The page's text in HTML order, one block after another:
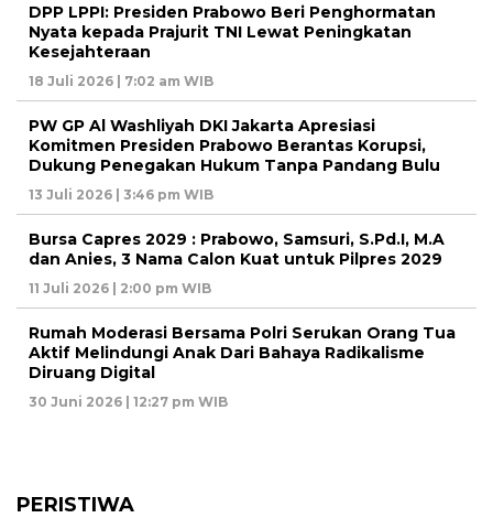
DPP LPPI: Presiden Prabowo Beri Penghormatan
Nyata kepada Prajurit TNI Lewat Peningkatan
Kesejahteraan
18 Juli 2026 | 7:02 am WIB
PW GP Al Washliyah DKI Jakarta Apresiasi
Komitmen Presiden Prabowo Berantas Korupsi,
Dukung Penegakan Hukum Tanpa Pandang Bulu
13 Juli 2026 | 3:46 pm WIB
Bursa Capres 2029 : Prabowo, Samsuri, S.Pd.I, M.A
dan Anies, 3 Nama Calon Kuat untuk Pilpres 2029
11 Juli 2026 | 2:00 pm WIB
Rumah Moderasi Bersama Polri Serukan Orang Tua
Aktif Melindungi Anak Dari Bahaya Radikalisme
Diruang Digital
30 Juni 2026 | 12:27 pm WIB
PERISTIWA